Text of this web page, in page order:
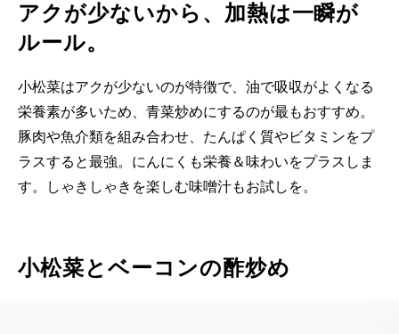
アクが少ないから、加熱は一瞬が
ルール。
小松菜はアクが少ないのが特徴で、油で吸収がよくなる
栄養素が多いため、青菜炒めにするのが最もおすすめ。
豚肉や魚介類を組み合わせ、たんぱく質やビタミンをプ
ラスすると最強。にんにくも栄養＆味わいをプラスしま
す。しゃきしゃきを楽しむ味噌汁もお試しを。
小松菜とベーコンの酢炒め